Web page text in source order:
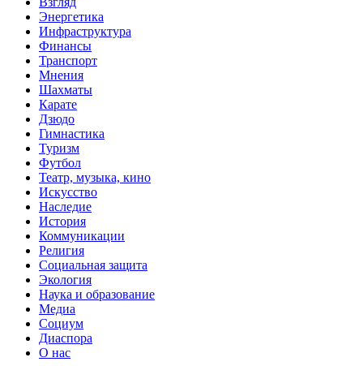
Энергетика
Инфраструктура
Финансы
Транспорт
Мнения
Шахматы
Карате
Дзюдо
Гимнастика
Туризм
Футбол
Театр, музыка, кино
Искусство
Наследие
История
Коммуникации
Религия
Социальная защита
Экология
Наука и образование
Медиа
Социум
Диаспора
О нас